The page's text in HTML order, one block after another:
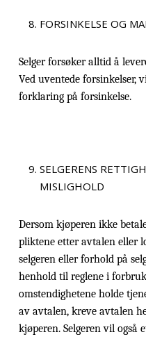
FORSINKELSE OG
Selger forsøker alltid å
Ved uventede forsinkelser,
forklaring på forsinkelse.
SELGERENS
MISLIGHOLD
Dersom kjøperen ikke
pliktene etter avtalen eller
selgeren eller forhold på
henhold til reglene i
omstendighetene holde
av avtalen, kreve avtalen
kjøperen. Selgeren vil også